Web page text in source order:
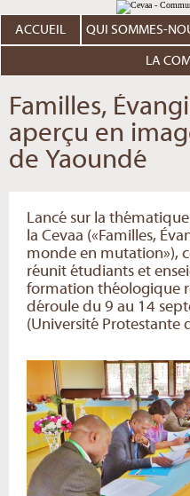
au
contenu.
Aller
personnels
ACCUEIL QUI SOMMES-
LA
Familles,
aperçu en
de Yaoundé
Lancé sur la
la Cevaa («Familles,
monde en mutation»),
réunit étudiants et
formation théologique
déroule du 9 au 14
(Université Protestante